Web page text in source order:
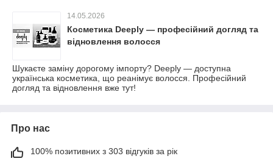
14.05.2026
Косметика Deeply — професійний догляд та
відновлення волосся
Шукаєте заміну дорогому імпорту? Deeply — доступна
українська косметика, що реанімує волосся. Професійний
догляд та відновлення вже тут!
Про нас
100% позитивних з 303 відгуків за рік